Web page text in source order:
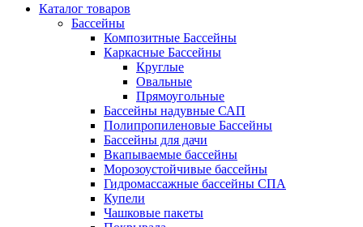
Каталог товаров
Бассейны
Композитные Бассейны
Каркасные Бассейны
Круглые
Овальные
Прямоугольные
Бассейны надувные САП
Полипропиленовые Бассейны
Бассейны для дачи
Вкапываемые бассейны
Морозоустойчивые бассейны
Гидромассажные бассейны СПА
Купели
Чашковые пакеты